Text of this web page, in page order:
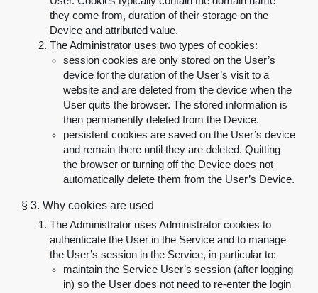
they come from, duration of their storage on the
Device and attributed value.
The Administrator uses two types of cookies:
session cookies are only stored on the User’s
device for the duration of the User’s visit to a
website and are deleted from the device when the
User quits the browser. The stored information is
then permanently deleted from the Device.
persistent cookies are saved on the User’s device
and remain there until they are deleted. Quitting
the browser or turning off the Device does not
automatically delete them from the User’s Device.
§ 3. Why cookies are used
The Administrator uses Administrator cookies to
authenticate the User in the Service and to manage
the User’s session in the Service, in particular to:
maintain the Service User’s session (after logging
in) so the User does not need to re-enter the login